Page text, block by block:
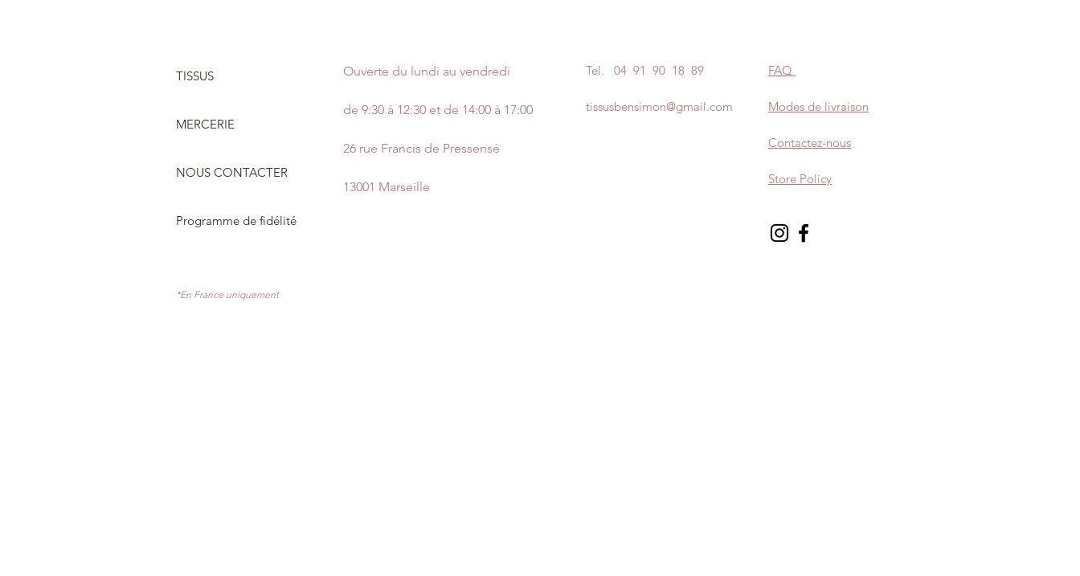
TISSUS
MERCERIE
NOUS CONTACTER
Programme de fidélité
Ouverte du lundi au vendredi
de 9:30 à 12:30 et de 14:00 à 17:00
26 rue Francis de Pressensé
13001 Marseille
Tel. 04 91 90 18 89
tissusbensimon@gmail.com
FAQ
Modes de livraison
Contactez-nous
Store Policy
*En France uniquement